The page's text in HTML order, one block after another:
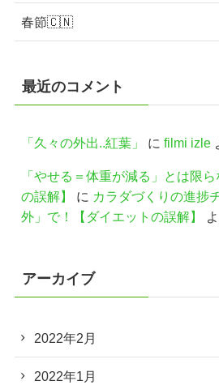
春節🇨🇳
最近のコメント
「久々の外出..紅葉」 に filmi izle
「やせる＝体重が減る」とは限
の誤解】
に カラダづくりの進捗
外」で！【ダイエットの誤解】
アーカイブ
2022年2月
2022年1月